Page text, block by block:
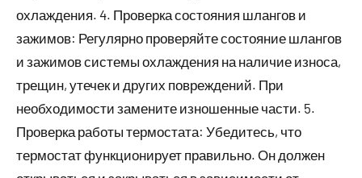
охлаждения. 4. Проверка состояния шлангов и
зажимов: Регулярно проверяйте состояние шлангов
и зажимов системы охлаждения на наличие износа,
трещин, утечек и других повреждений. При
необходимости замените изношенные части. 5.
Проверка работы термостата: Убедитесь, что
термостат функционирует правильно. Он должен